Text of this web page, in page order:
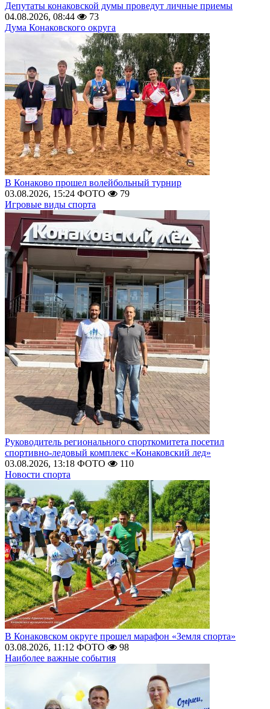
Депутаты конаковской думы проведут личные приемы
04.08.2026, 08:44
73
Дума Конаковского округа
В Конаково прошел волейбольный турнир
03.08.2026, 15:24 ФОТО
79
Игровые виды спорта
Руководитель регионального спорткомитета посетил
спортивно-ледовый комплекс «Конаковский лед»
03.08.2026, 13:18 ФОТО
110
Новости спорта
В Конаковском округе прошел марафон «Земля спорта»
03.08.2026, 11:12 ФОТО
98
Наиболее важные события